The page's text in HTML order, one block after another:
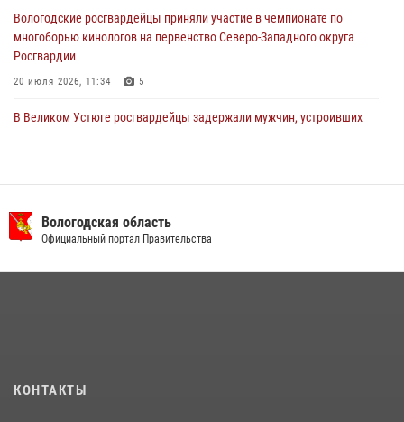
Вологодские росгвардейцы приняли участие в чемпионате по
многоборью кинологов на первенство Северо-Западного округа
Росгвардии
20 июля 2026, 11:34 5
В Великом Устюге росгвардейцы задержали мужчин, устроивших
задержали сотрудники вневедомственной охраны Росгвардии за
минувшую неделю
взаимодействие по профилактике мошенничеств
Вологодская область
Официальный портал Правительства
КОНТАКТЫ